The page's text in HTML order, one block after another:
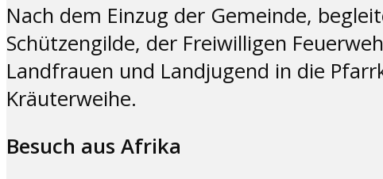
Nach dem Einzug der Gemeinde,
Schützengilde, der Freiwilligen
Landfrauen und Landjugend in die
Kräuterweihe.
Besuch aus Afrika